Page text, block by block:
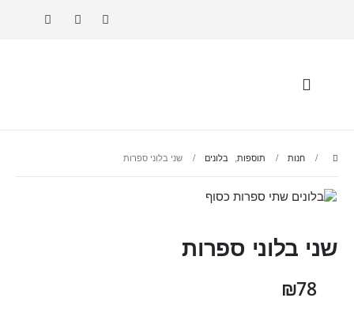
חנות תוספות בלונים שני בלוני ספרות
שני בלוני ספרות
₪78